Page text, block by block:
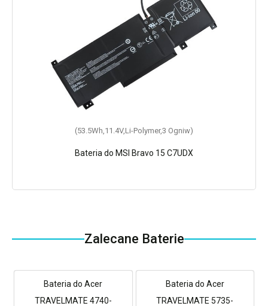
(53.5Wh,11.4V,Li-Polymer,3 Ogniw)
Bateria do MSI Bravo 15 C7UDX
Zalecane Baterie
Bateria do Acer
TRAVELMATE 4740-
Bateria do Acer
TRAVELMATE 5735-